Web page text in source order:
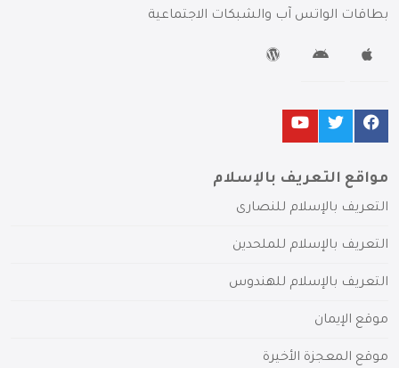
بطاقات الواتس آب والشبكات الاجتماعية
مواقع التعريف بالإسلام
التعريف بالإسلام للنصارى
التعريف بالإسلام للملحدين
التعريف بالإسلام للهندوس
موقع الإيمان
موقع المعجزة الأخيرة